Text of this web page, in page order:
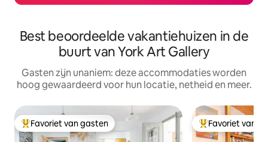
Best beoordeelde vakantiehuizen in de
buurt van York Art Gallery
Gasten zijn unaniem: deze accommodaties worden
hoog gewaardeerd voor hun locatie, netheid en meer.
Topfavoriet van gasten
Favoriet van gasten Topfavoriet van
Favoriet van